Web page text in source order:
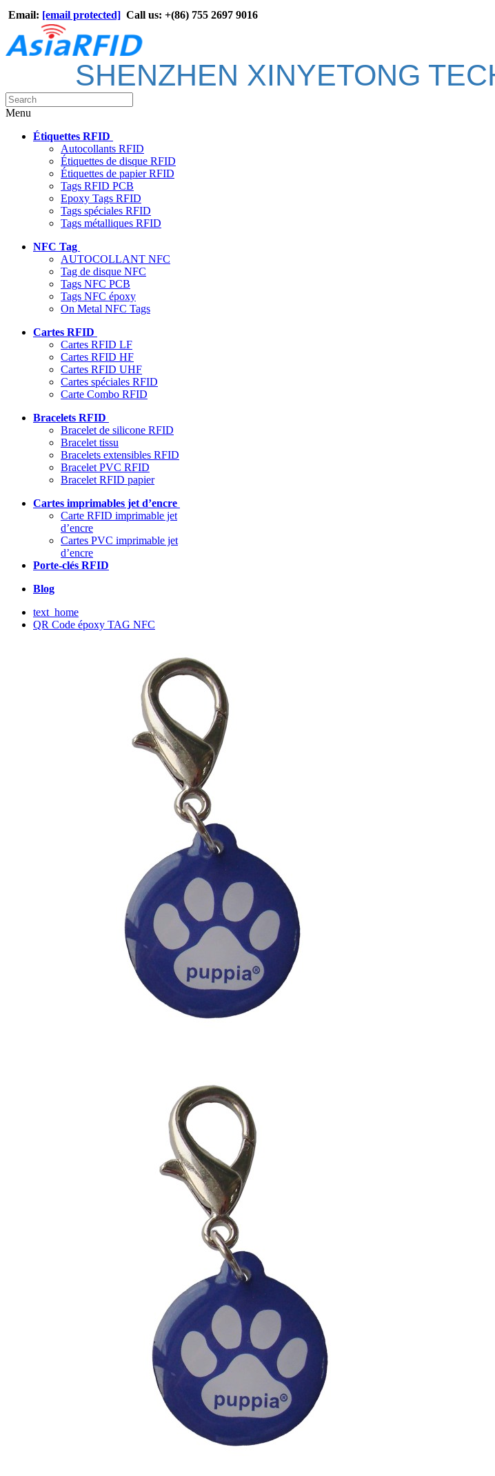
Email: [email protected] Call us: +(86) 755 2697 9016
SHENZHEN XINYETONG
Menu
Étiquettes RFID
Autocollants RFID
Étiquettes de disque RFID
Étiquettes de papier RFID
Tags RFID PCB
Epoxy Tags RFID
Tags spéciales RFID
Tags métalliques RFID
NFC Tag
AUTOCOLLANT NFC
Tag de disque NFC
Tags NFC PCB
Tags NFC époxy
On Metal NFC Tags
Cartes RFID
Cartes RFID LF
Cartes RFID HF
Cartes RFID UHF
Cartes spéciales RFID
Carte Combo RFID
Bracelets RFID
Bracelet de silicone RFID
Bracelet tissu
Bracelets extensibles RFID
Bracelet PVC RFID
Bracelet RFID papier
Cartes imprimables jet d’encre
Carte RFID imprimable jet
d’encre
Cartes PVC imprimable jet
d’encre
Porte-clés RFID
Blog
text_home
QR Code époxy TAG NFC